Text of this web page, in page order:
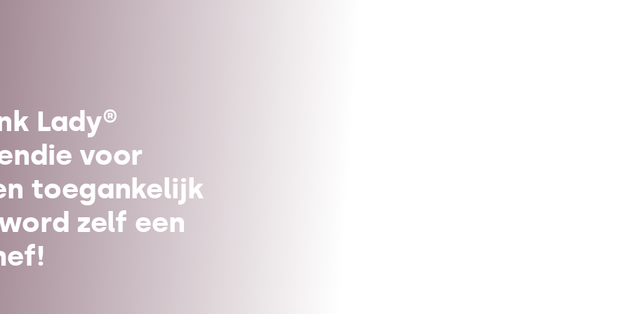
Lady®
voor
toegankelijk
zelf een